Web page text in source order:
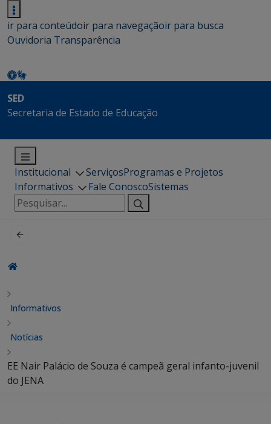
ir para conteúdoir para navegaçãoir para busca
Ouvidoria Transparência
SED
Secretaria de Estado de Educação
Institucional ServiçosProgramas e Projetos
Informativos
Fale ConoscoSistemas
Pesquisar
por:
Informativos
Notícias
EE Nair Palácio de Souza é campeã geral infanto-juvenil
do JENA